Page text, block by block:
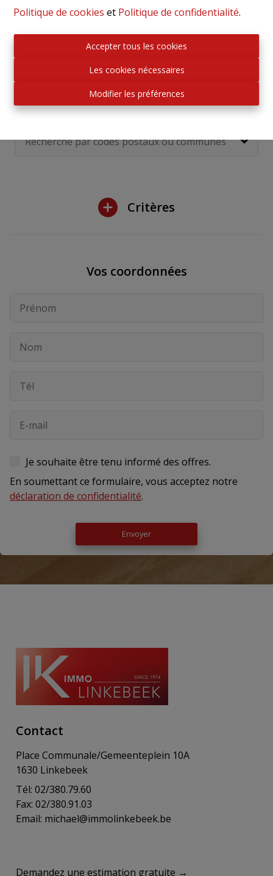
Politique de cookies et Politique de confidentialité.
Accepter tous les cookies
Les cookies nécessaires
Modifier les préférences
Parking/Boxe de
garage
Dans quelle(s) commune(s) recherchez-
vous une propriété?
Critères
Vos coordonnées
Je souhaite être tenu informé des offres.
En soumettant ce formulaire, vous acceptez notre
déclaration de confidentialité.
Envoyer
Contact
Place Communale/Gemeenteplein 10A
1630 Linkebeek
Tél: 02/380.79.60
Fax: 02/380.91.03
Email: michael@immolinkebeek.be
​​​​​​Demandez une estimation gratuite →